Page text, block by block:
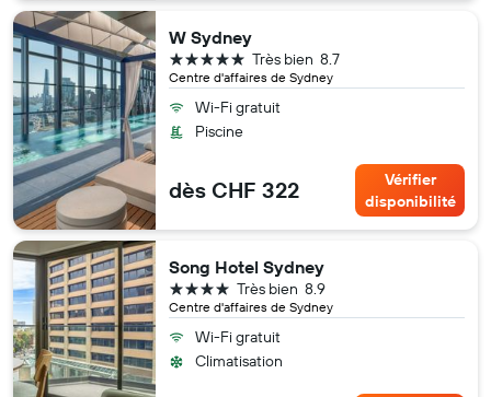
W Sydney
Centre d'affaires de Sydney
8.7
Très bien
5 étoiles
Wi-Fi gratuit
Piscine
dès CHF 322
Vérifier
disponibilité
Song Hotel Sydney
Centre d'affaires de Sydney
8.9
Très bien
4 étoiles
Wi-Fi gratuit
Climatisation